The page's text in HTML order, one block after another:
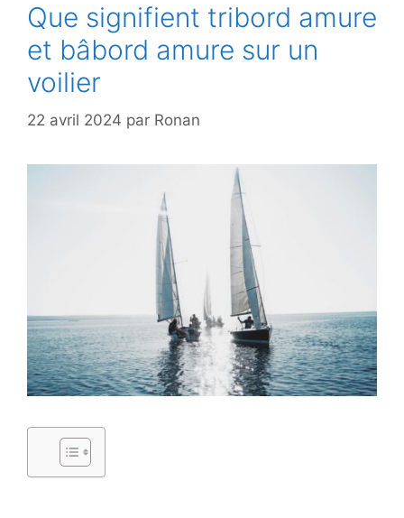
Que signifient tribord amure
et bâbord amure sur un
voilier
22 avril 2024 par Ronan